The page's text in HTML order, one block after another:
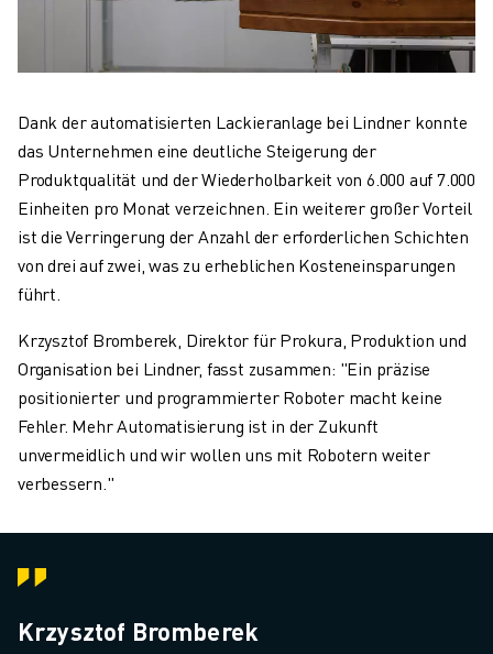
Dank der automatisierten Lackieranlage bei Lindner konnte
das Unternehmen eine deutliche Steigerung der
Produktqualität und der Wiederholbarkeit von 6.000 auf 7.000
Einheiten pro Monat verzeichnen. Ein weiterer großer Vorteil
ist die Verringerung der Anzahl der erforderlichen Schichten
von drei auf zwei, was zu erheblichen Kosteneinsparungen
führt.
Krzysztof Bromberek, Direktor für Prokura, Produktion und
Organisation bei Lindner, fasst zusammen: "Ein präzise
positionierter und programmierter Roboter macht keine
Fehler. Mehr Automatisierung ist in der Zukunft
unvermeidlich und wir wollen uns mit Robotern weiter
verbessern."
Krzysztof Bromberek